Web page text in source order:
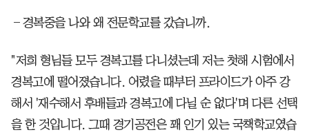
―경복중을 나와 왜 전문학교를 갔습니까.
"저희 형님들 모두 경복고를 다니셨는데 저는 첫해 시험에서
경복고에 떨어졌습니다. 어렸을 때부터 프라이드가 아주 강
해서 '재수해서 후배들과 경복고에 다닐 순 없다'며 다른 선택
을 한 것입니다. 그때 경기공전은 꽤 인기 있는 국책학교였습